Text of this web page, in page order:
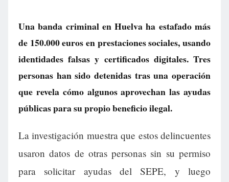
Una banda criminal en Huelva ha estafado más
de 150.000 euros en prestaciones sociales, usando
identidades falsas y certificados digitales. Tres
personas han sido detenidas tras una operación
que revela cómo algunos aprovechan las ayudas
públicas para su propio beneficio ilegal.
La investigación muestra que estos delincuentes
usaron datos de otras personas sin su permiso
para solicitar ayudas del SEPE, y luego